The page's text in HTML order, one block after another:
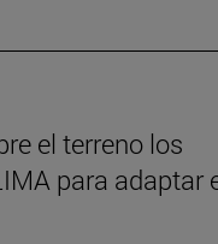
el terreno los
para adaptar